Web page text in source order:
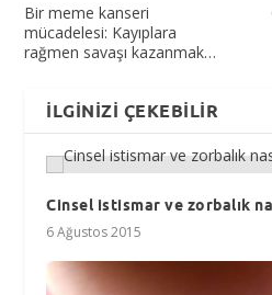
Bir meme kanseri
mücadelesi: Kayıplara
rağmen savaşı kazanmak…
İLGINIZI ÇEKEBILIR
Cinsel istismar ve zorbalık
6 Ağustos 2015